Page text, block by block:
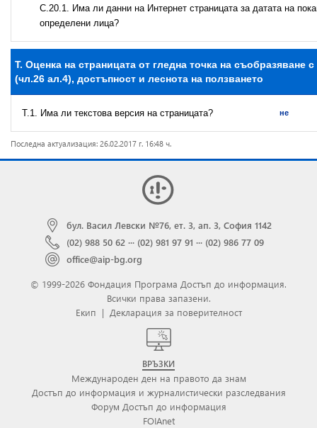
С.20.1. Има ли данни на Интернет страницата за датата на
определени лица?
T. Оценка на страницата от гледна точка на съобразяване
(чл.26 ал.4), достъпност и леснота на ползването
T.1. Има ли текстова версия на страницата? не
Последна актуализация: 26.02.2017 г. 16:48 ч.
бул. Васил Левски №76, ет. 3, ап. 3, София 1142
(02) 988 50 62 ··· (02) 981 97 91 ··· (02) 986 77 09
office@aip-bg.org
© 1999-2026 Фондация Програма Достъп до информация.
Всички права запазени.
Екип | Декларация за поверителност
ВРЪЗКИ
Международен ден на правото да знам
Достъп до информация и журналистически разследвания
Форум Достъп до информация
FOIAnet